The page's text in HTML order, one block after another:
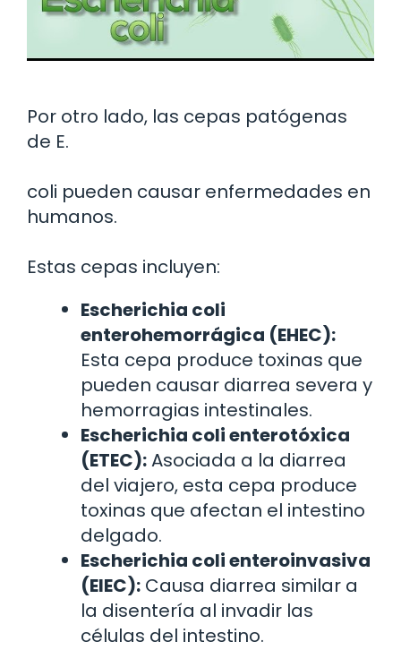
Por otro lado, las cepas patógenas
de E.
coli pueden causar enfermedades en
humanos.
Estas cepas incluyen:
Escherichia coli
enterohemorrágica (EHEC):
Esta cepa produce toxinas que
pueden causar diarrea severa y
hemorragias intestinales.
Escherichia coli enterotóxica
(ETEC):Asociada a la diarrea
del viajero, esta cepa produce
toxinas que afectan el intestino
delgado.
Escherichia coli enteroinvasiva
(EIEC): Causa diarrea similar a
la disentería al invadir las
células del intestino.